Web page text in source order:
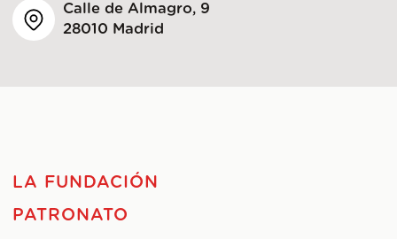
Calle de Almagro, 9
28010 Madrid
LA FUNDACIÓN
PATRONATO